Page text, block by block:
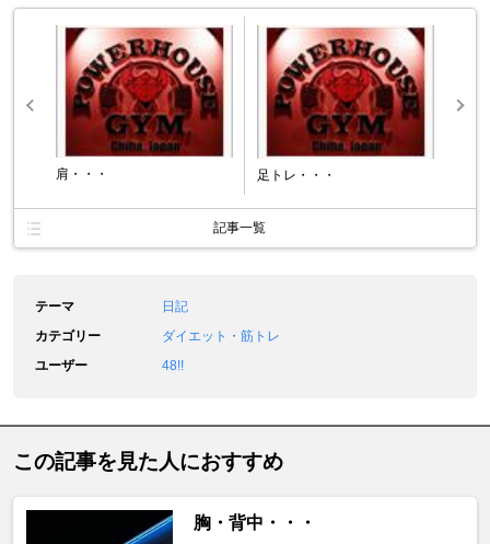
肩・・・ 足トレ・・・
記事一覧
テーマ
日記
カテゴリー
ダイエット・筋トレ
ユーザー
48!!
この記事を見た人におすすめ
胸・背中・・・